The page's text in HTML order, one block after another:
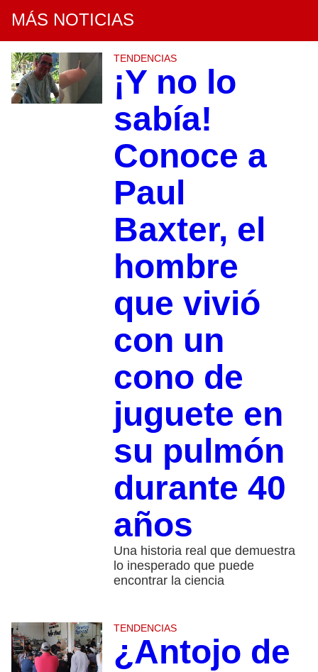
MÁS NOTICIAS
TENDENCIAS
¡Y no lo
sabía!
Conoce a
Paul
Baxter, el
hombre
que vivió
con un
cono de
juguete en
su pulmón
durante 40
años
Una historia real que demuestra
lo inesperado que puede
encontrar la ciencia
TENDENCIAS
¿Antojo de